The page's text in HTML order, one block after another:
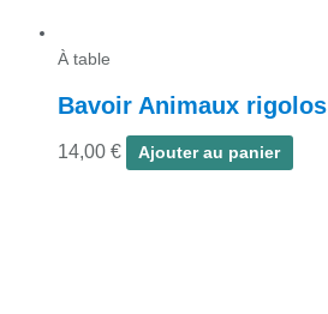
À table
Bavoir Animaux rigolos
14,00 € Ajouter au panier